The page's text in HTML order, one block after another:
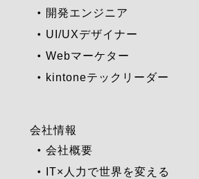
開発エンジニア
UI/UXデザイナー
Webマーケター
kintoneテックリーダー
会社情報
会社概要
IT×人力で世界を変える